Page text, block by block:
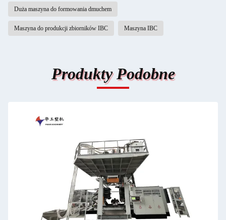
Duża maszyna do formowania dmuchem
Maszyna do produkcji zbiorników IBC Maszyna IBC
Produkty Podobne